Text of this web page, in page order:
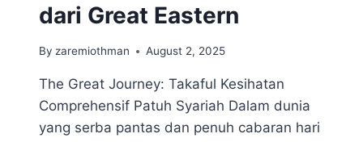
dari Great Eastern
By zaremiothman August 2, 2025
The Great Journey: Takaful Kesihatan
Comprehensif Patuh Syariah Dalam dunia
yang serba pantas dan penuh cabaran hari